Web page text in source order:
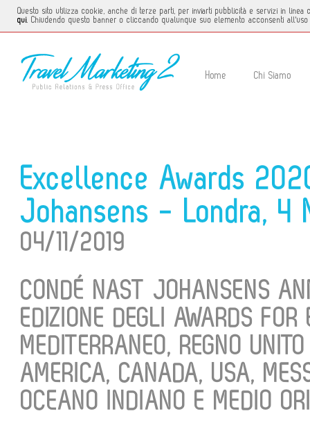
Questo sito utilizza cookie, anche di terze parti, per inviarti pubblicità e servizi in
qui. Chiudendo questo banner o cliccando qualunque suo elemento acconsenti
Home Chi Siamo
Excellence Awards
Johansens - Londra, 4
04/11/2019
CONDÉ NAST JOHANSENS
EDIZIONE DEGLI AWARDS
MEDITERRANEO, REGNO
AMERICA, CANADA, USA,
OCEANO INDIANO E MEDIO